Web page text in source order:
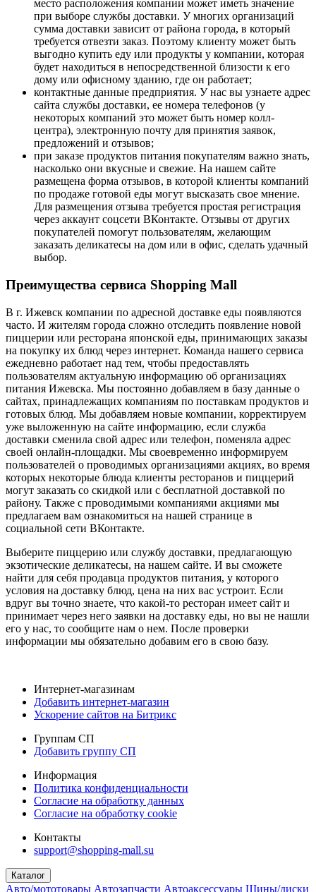
место расположения компании может иметь значение
при выборе службы доставки. У многих организаций
сумма доставки зависит от района города, в который
требуется отвезти заказ. Поэтому клиенту может быть
выгодно купить еду или продукты у компании, которая
будет находиться в непосредственной близости к его
дому или офисному зданию, где он работает;
контактные данные предприятия. У нас вы узнаете адрес
сайта службы доставки, ее номера телефонов (у
некоторых компаний это может быть номер колл-
центра), электронную почту для принятия заявок,
предложений и отзывов;
при заказе продуктов питания покупателям важно знать,
насколько они вкусные и свежие. На нашем сайте
размещена форма отзывов, в которой клиенты компаний
по продаже готовой еды могут высказать свое мнение.
Для размещения отзыва требуется простая регистрация
через аккаунт соцсети ВКонтакте. Отзывы от других
покупателей помогут пользователям, желающим
заказать деликатесы на дом или в офис, сделать удачный
выбор.
Преимущества сервиса Shopping Mall
В г. Ижевск компании по адресной доставке еды появляются
часто. И жителям города сложно отследить появление новой
пиццерии или ресторана японской еды, принимающих заказы
на покупку их блюд через интернет. Команда нашего сервиса
ежедневно работает над тем, чтобы предоставлять
пользователям актуальную информацию об организациях
питания Ижевска. Мы постоянно добавляем в базу данные о
сайтах, принадлежащих компаниям по поставкам продуктов и
готовых блюд. Мы добавляем новые компании, корректируем
уже выложенную на сайте информацию, если служба
доставки сменила свой адрес или телефон, поменяла адрес
своей онлайн-площадки. Мы своевременно информируем
пользователей о проводимых организациями акциях, во время
которых некоторые блюда клиенты ресторанов и пиццерий
могут заказать со скидкой или с бесплатной доставкой по
району. Также с проводимыми компаниями акциями мы
предлагаем вам ознакомиться на нашей странице в
социальной сети ВКонтакте.
Выберите пиццерию или службу доставки, предлагающую
экзотические деликатесы, на нашем сайте. И вы сможете
найти для себя продавца продуктов питания, у которого
условия на доставку блюд, цена на них вас устроит. Если
вдруг вы точно знаете, что какой-то ресторан имеет сайт и
принимает через него заявки на доставку еды, но вы не нашли
его у нас, то сообщите нам о нем. После проверки
информации мы обязательно добавим его в свою базу.
Интернет-магазинам
Добавить интернет-магазин
Ускорение сайтов на Битрикс
Группам СП
Добавить группу СП
Информация
Политика конфиденциальности
Согласие на обработку данных
Согласие на обработку cookie
Контакты
support@shopping-mall.su
Каталог
Авто/мототовары Автозапчасти Автоаксессуары Шины/диски